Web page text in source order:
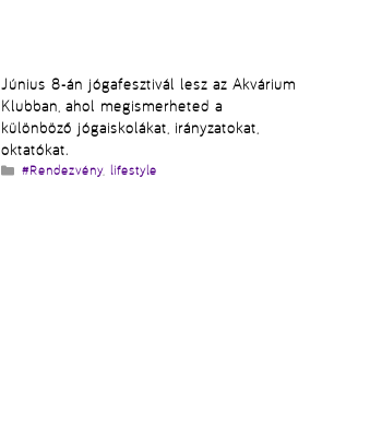
Június 8-án jógafesztivál lesz az Akvárium
Klubban, ahol megismerheted a
különböző jógaiskolákat, irányzatokat,
oktatókat.
Kategória
#Rendezvény, lifestyle